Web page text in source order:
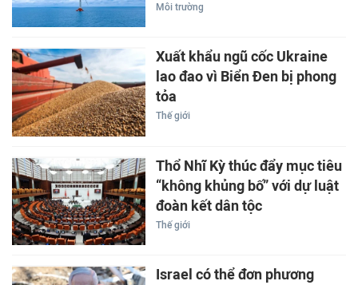
Môi trường
Xuất khẩu ngũ cốc Ukraine
lao đao vì Biển Đen bị phong
tỏa
Thế giới
Thổ Nhĩ Kỳ thúc đẩy mục tiêu
“không khủng bố” với dự luật
đoàn kết dân tộc
Thế giới
Israel có thể đơn phương